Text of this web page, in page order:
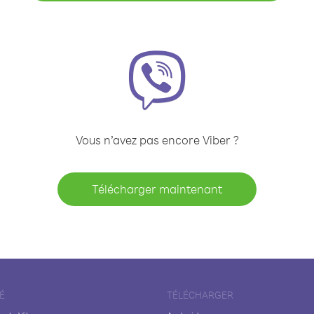
Vous n’avez pas encore Viber ?
Télécharger maintenant
TÉLÉCHARGER